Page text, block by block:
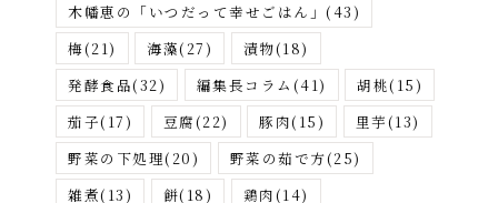
木幡恵の「いつだって幸せごはん」 (43)
梅(21) 海藻(27) 漬物(18)
発酵食品(32) 編集長コラム (41) 胡桃(15)
茄子(17) 豆腐(22) 豚肉(15) 里芋(13)
野菜の下処理(20) 野菜の茹で方(25)
雑煮(13) 餅(18) 鶏肉(14)